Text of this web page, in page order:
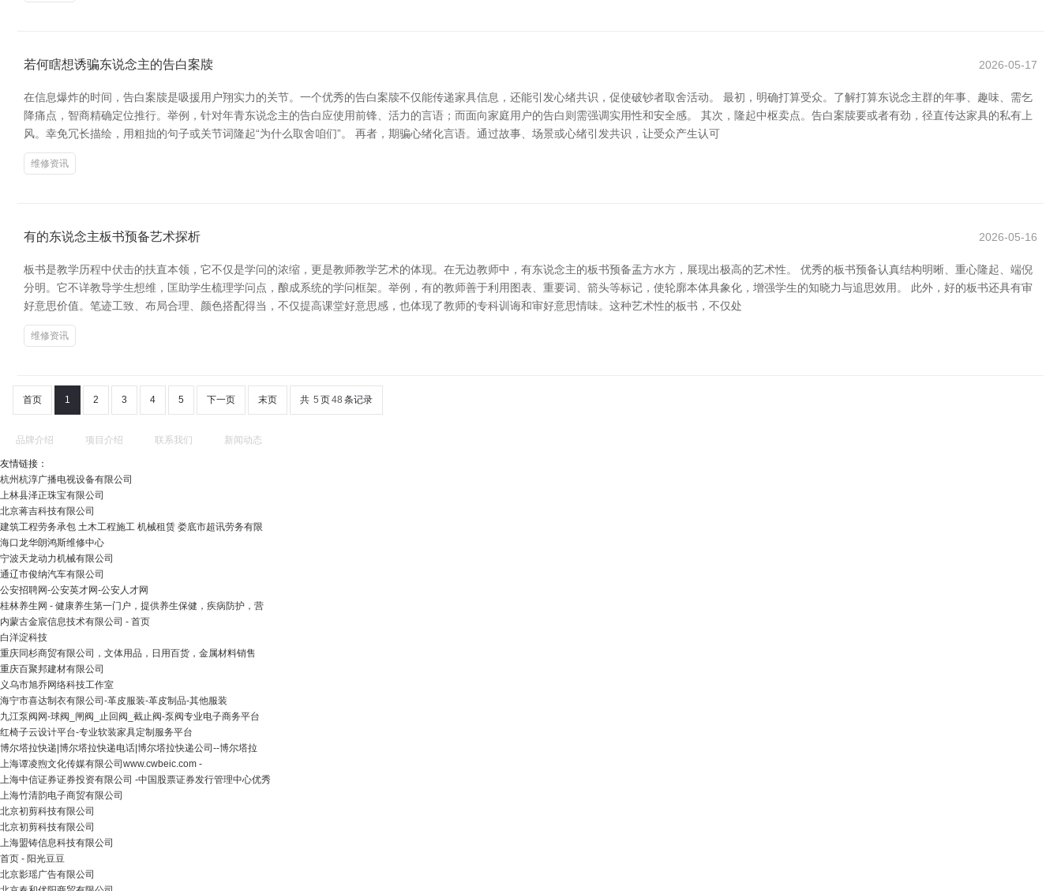
若何瞎想诱骗东说念主的告白案牍 2026-05-17
在信息爆炸的时间，告白案牍是吸援用户翔实力的关节。一个优秀的告白案牍不仅能传递家具信息，还能引发心绪共识，促使破钞者取舍活动。 最初，明确打算受众。了解打算东说念主群的年事、趣味、需乞
降痛点，智商精确定位推行。举例，针对年青东说念主的告白应使用前锋、活力的言语；而面向家庭用户的告白则需强调实用性和安全感。 其次，隆起中枢卖点。告白案牍要或者有劲，径直传达家具的私有上
风。幸免冗长描绘，用粗拙的句子或关节词隆起“为什么取舍咱们”。 再者，期骗心绪化言语。通过故事、场景或心绪引发共识，让受众产生认可
维修资讯
有的东说念主板书预备艺术探析 2026-05-16
板书是教学历程中伏击的扶直本领，它不仅是学问的浓缩，更是教师教学艺术的体现。在无边教师中，有东说念主的板书预备盂方水方，展现出极高的艺术性。 优秀的板书预备认真结构明晰、重心隆起、端倪
分明。它不详教导学生想维，匡助学生梳理学问点，酿成系统的学问框架。举例，有的教师善于利用图表、重要词、箭头等标记，使轮廓本体具象化，增强学生的知晓力与追思效用。 此外，好的板书还具有审
好意思价值。笔迹工致、布局合理、颜色搭配得当，不仅提高课堂好意思感，也体现了教师的专科训诲和审好意思情味。这种艺术性的板书，不仅处
维修资讯
首页 1 2 3 4 5 下一页 末页 共 5 页48 条记录
品牌介绍 项目介绍 联系我们 新闻动态
友情链接：
杭州杭淳广播电视设备有限公司
上林县泽正珠宝有限公司
北京蒋吉科技有限公司
建筑工程劳务承包 土木工程施工 机械租赁 娄底市超讯劳务有限
海口龙华朗鸿斯维修中心
宁波天龙动力机械有限公司
通辽市俊纳汽车有限公司
公安招聘网-公安英才网-公安人才网
桂林养生网 - 健康养生第一门户，提供养生保健，疾病防护，营
内蒙古金宸信息技术有限公司 - 首页
白洋淀科技
重庆同杉商贸有限公司，文体用品，日用百货，金属材料销售
重庆百聚邦建材有限公司
义乌市旭乔网络科技工作室
海宁市喜达制衣有限公司-革皮服装-革皮制品-其他服装
九江泵阀网-球阀_闸阀_止回阀_截止阀-泵阀专业电子商务平台
红椅子云设计平台-专业软装家具定制服务平台
博尔塔拉快递|博尔塔拉快递电话|博尔塔拉快递公司--博尔塔拉
上海谭凌煦文化传媒有限公司www.cwbeic.com -
上海中信证券证券投资有限公司 -中国股票证券发行管理中心优秀
上海竹清韵电子商贸有限公司
北京初剪科技有限公司
北京初剪科技有限公司
上海盟铸信息科技有限公司
首页 - 阳光豆豆
北京影瑶广告有限公司